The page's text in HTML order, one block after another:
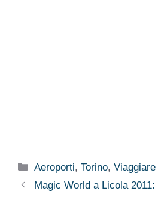
Categorie
Aeroporti,Torino,
Magic World a Licola